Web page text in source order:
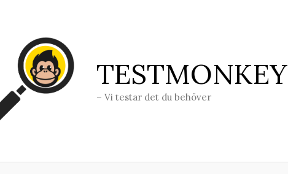
TESTMONKEY
– Vi testar det du behöver